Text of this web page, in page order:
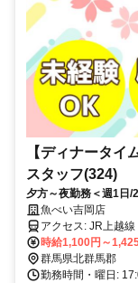
【ディナータイ
スタッフ(324)
夕方～夜勤務＜週1日/
相談お気軽に！日・祝
魚べい吉岡店
アクセス:
時給1,100円～
群馬県北群馬郡
勤務時間・曜日: